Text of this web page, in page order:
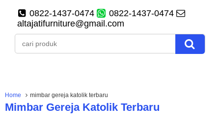
0822-1437-0474
0822-1437-0474
altajatifurniture@gmail.com
Home mimbar gereja katolik terbaru
Mimbar Gereja Katolik Terbaru